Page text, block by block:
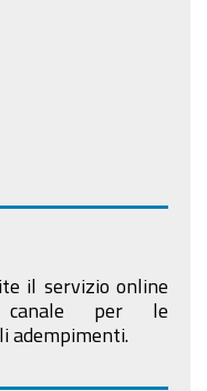
il servizio online
per le
adempimenti.